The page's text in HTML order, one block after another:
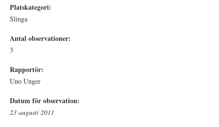
Platskategori:
Slinga
Antal observationer:
3
Rapportör:
Uno Unger
Datum för observation:
23 augusti 2011